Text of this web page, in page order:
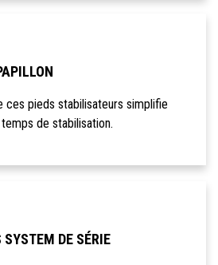
ces pieds stabilisateurs simplifie
de stabilisation.
DE SÉRIE